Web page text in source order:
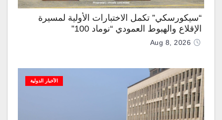
“سيكورسكي” تكمل الاختبارات الأولية لمسيرة
الإقلاع والهبوط العمودي “نوماد 100”
Aug 8, 2026
الأخبار الدولية